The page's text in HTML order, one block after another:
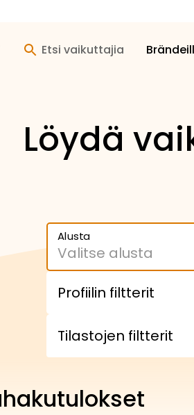
Etsi vaikuttajia
Löydä
Alusta
Profiilin filtterit
Tilastojen filtterit